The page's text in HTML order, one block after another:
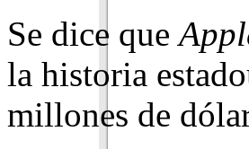
Se dice que
la historia
millones de